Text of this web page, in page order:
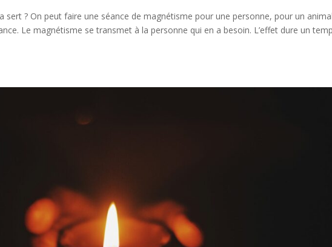
sert ? On peut faire une séance de magnétisme pour une personne, pour un
Le magnétisme se transmet à la personne qui en a besoin. L’effet dure un